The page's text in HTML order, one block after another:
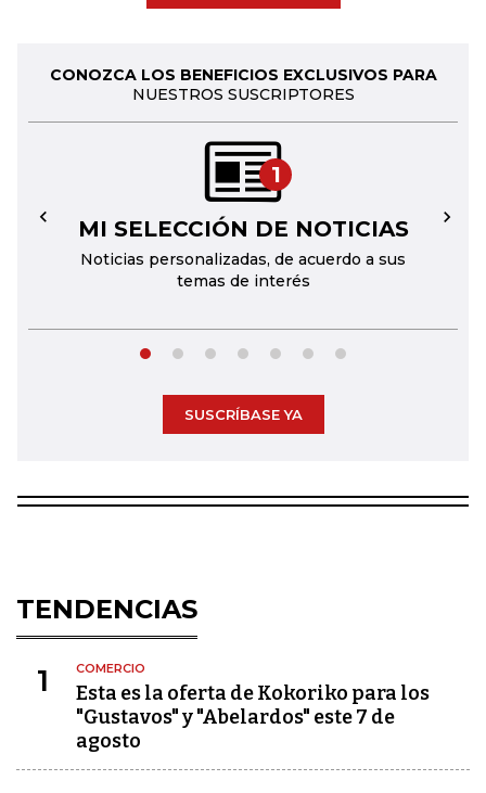
CONOZCA LOS BENEFICIOS EXCLUSIVOS PARA
NUESTROS SUSCRIPTORES
1
MI SELECCIÓN DE NOTICIAS
Noticias personalizadas, de acuerdo a sus
temas de interés
← →
SUSCRÍBASE YA
TENDENCIAS
1 COMERCIO
Esta es la oferta de Kokoriko para los
"Gustavos" y "Abelardos" este 7 de
agosto